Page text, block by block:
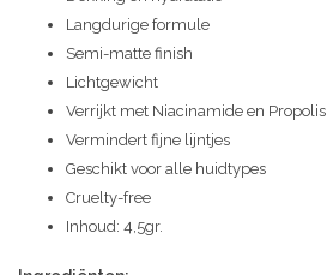
Langdurige formule
Semi-matte finish
Lichtgewicht
Verrijkt met Niacinamide en Propolis
Vermindert fijne lijntjes
Geschikt voor alle huidtypes
Cruelty-free
Inhoud: 4,5gr.